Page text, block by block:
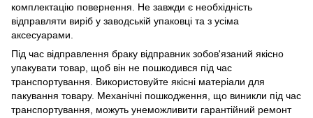
комплектацію повернення. Не завжди є необхідність
відправляти виріб у заводській упаковці та з усіма
аксесуарами.
Під час відправлення браку відправник зобов'язаний якісно
упакувати товар, щоб він не пошкодився під час
транспортування. Використовуйте якісні матеріали для
пакування товару. Механічні пошкодження, що виникли під час
транспортування, можуть унеможливити гарантійний ремонт